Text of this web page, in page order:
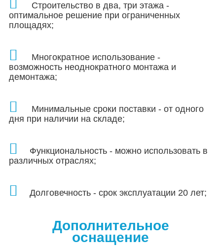
Строительство в два, три этажа -
оптимальное решение при ограниченных
площадях;
Многократное использование -
возможность неоднократного монтажа и
демонтажа;
Минимальные сроки поставки - от одного
дня при наличии на складе;
Функциональность - можно использовать в
различных отраслях;
Долговечность - срок эксплуатации 20 лет;
Дополнительное
оснащение